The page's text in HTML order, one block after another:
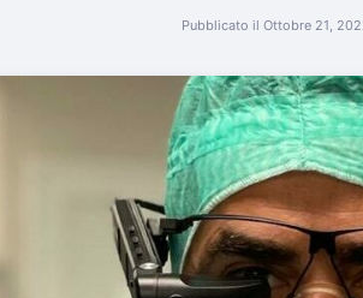
Pubblicato il Ottobre 21,